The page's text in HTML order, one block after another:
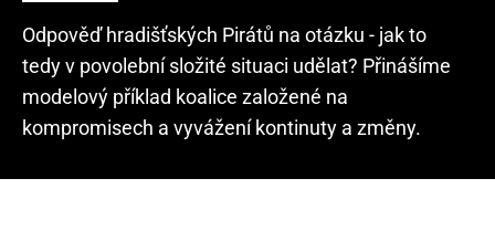
Odpověď hradišťských Pirátů na otázku - jak to
tedy v povolební složité situaci udělat? Přinášíme
modelový příklad koalice založené na
kompromisech a vyvážení kontinuty a změny.